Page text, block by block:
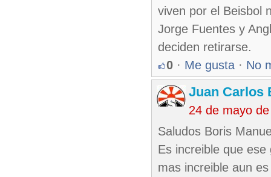
viven por el Beisbol
Jorge Fuentes y
deciden retirarse.
0 · Me gusta · No
Juan Carlos
24 de mayo
Saludos Boris
Es increible que
mas increible aun